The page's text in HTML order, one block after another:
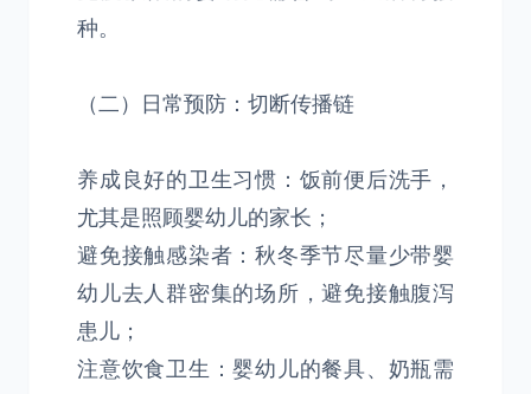
种。
（二）日常预防：切断传播链
养成良好的卫生习惯：饭前便后洗手，
尤其是照顾婴幼儿的家长；
避免接触感染者：秋冬季节尽量少带婴
幼儿去人群密集的场所，避免接触腹泻
患儿；
注意饮食卫生：婴幼儿的餐具、奶瓶需